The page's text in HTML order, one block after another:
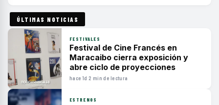
ÚLTIMAS NOTICIAS
FESTIVALES
Festival de Cine Francés en
Maracaibo cierra exposición y
abre ciclo de proyecciones
hace 1d·2 min de lectura
ESTRENOS